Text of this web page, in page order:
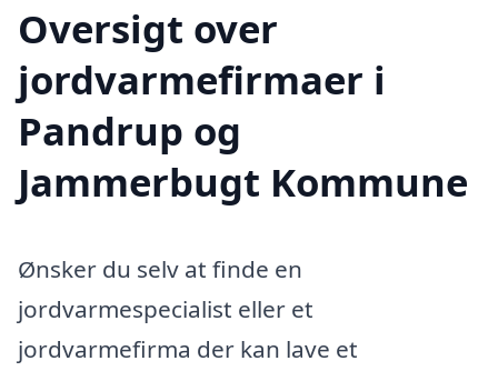
Oversigt over
jordvarmefirmaer i
Pandrup og
Jammerbugt Kommune
Ønsker du selv at finde en
jordvarmespecialist eller et
jordvarmefirma der kan lave et